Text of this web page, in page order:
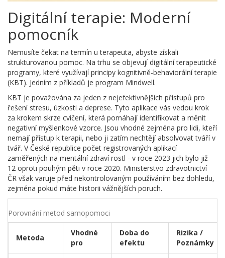
Digitální terapie: Moderní
pomocník
Nemusíte čekat na termín u terapeuta, abyste získali
strukturovanou pomoc. Na trhu se objevují digitální terapeutické
programy, které využívají principy kognitivně-behaviorální terapie
(KBT). Jedním z příkladů je program Mindwell.
KBT je považována za jeden z nejefektivnějších přístupů pro
řešení stresu, úzkosti a deprese. Tyto aplikace vás vedou krok
za krokem skrze cvičení, která pomáhají identifikovat a měnit
negativní myšlenkové vzorce. Jsou vhodné zejména pro lidi, kteří
nemají přístup k terapii, nebo ji zatím nechtějí absolvovat tváří v
tvář. V České republice počet registrovaných aplikací
zaměřených na mentální zdraví rostl - v roce 2023 jich bylo již
12 oproti pouhým pěti v roce 2020. Ministerstvo zdravotnictví
ČR však varuje před nekontrolovaným používáním bez dohledu,
zejména pokud máte historii vážnějších poruch.
Porovnání metod samopomoci
Metoda
Vhodné
pro
Doba do
efektu
Rizika /
Poznámky